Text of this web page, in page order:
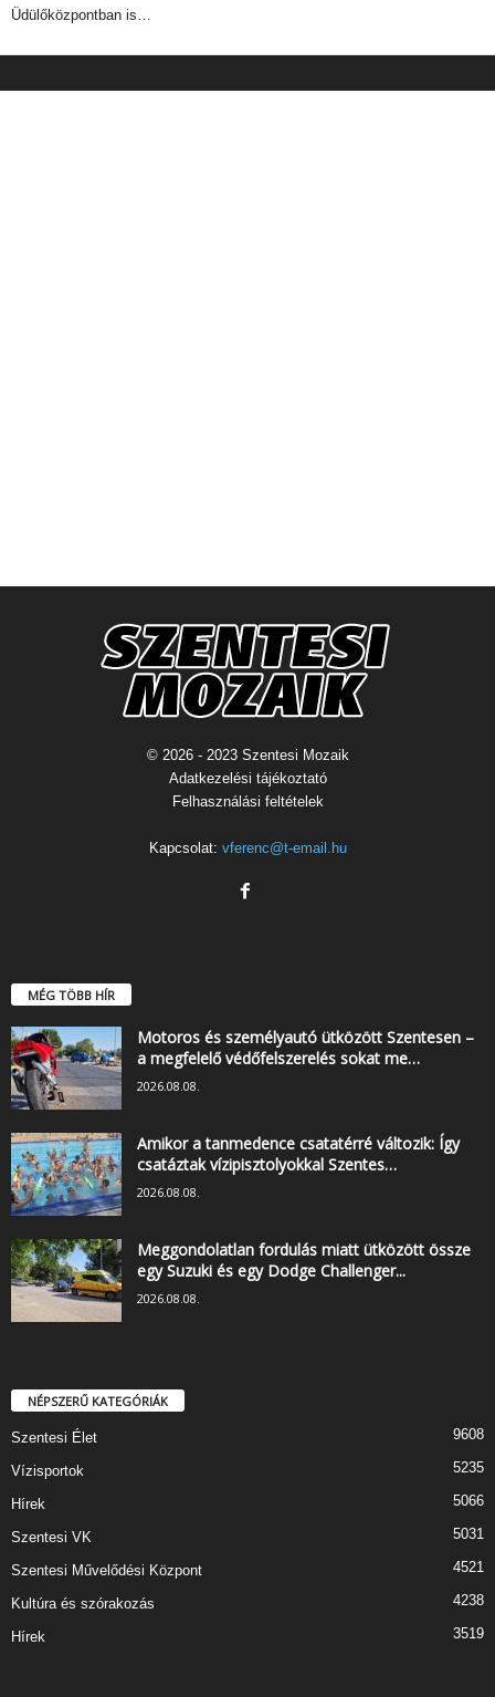
Üdülőközpontban is…
© 2026 - 2023 Szentesi Mozaik
Adatkezelési tájékoztató
Felhasználási feltételek
Kapcsolat: vferenc@t-email.hu
MÉG TÖBB HÍR
Motoros és személyautó ütközött Szentesen –
a megfelelő védőfelszerelés sokat me…
2026.08.08.
Amikor a tanmedence csatatérré változik: Így
csatáztak vízipisztolyokkal Szentes…
2026.08.08.
Meggondolatlan fordulás miatt ütközött össze
egy Suzuki és egy Dodge Challenger...
2026.08.08.
NÉPSZERŰ KATEGÓRIÁK
Szentesi Élet 9608
Vízisportok 5235
Hírek 5066
Szentesi VK 5031
Szentesi Művelődési Központ 4521
Kultúra és szórakozás 4238
Hírek 3519